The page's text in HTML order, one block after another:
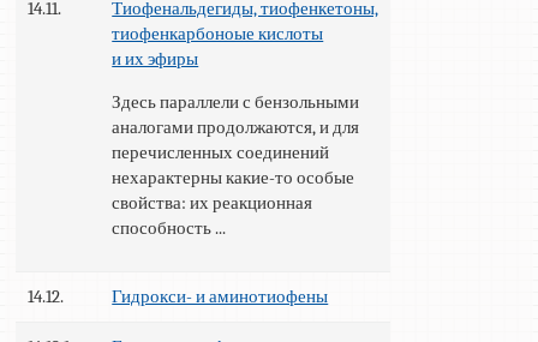
14.11.
Тиофенальдегиды, тиофенкетоны,
тиофенкарбоноые кислоты
и их эфиры
Здесь параллели с бензольными
аналогами продолжаются, и для
перечисленных соединений
нехарактерны какие-то особые
свойства: их реакционная
способность ...
14.12. Гидрокси- и аминотиофены